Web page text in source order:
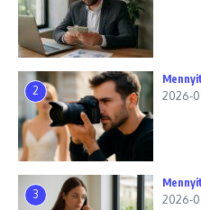
2 2026-
3 2026-